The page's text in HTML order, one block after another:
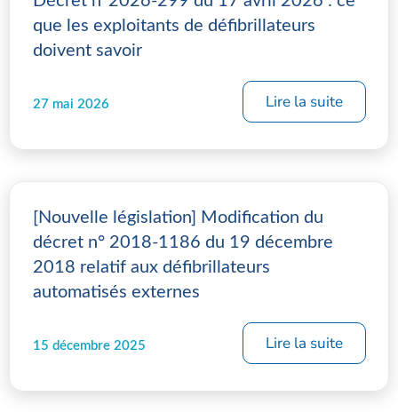
que les exploitants de défibrillateurs
doivent savoir
27 mai 2026 Lire la suite
[Nouvelle législation] Modification du
décret n° 2018-1186 du 19 décembre
2018 relatif aux défibrillateurs
automatisés externes
15 décembre 2025 Lire la suite